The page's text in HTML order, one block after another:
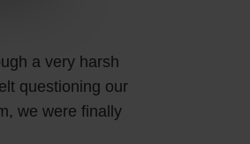
a very harsh
questioning our
we were finally